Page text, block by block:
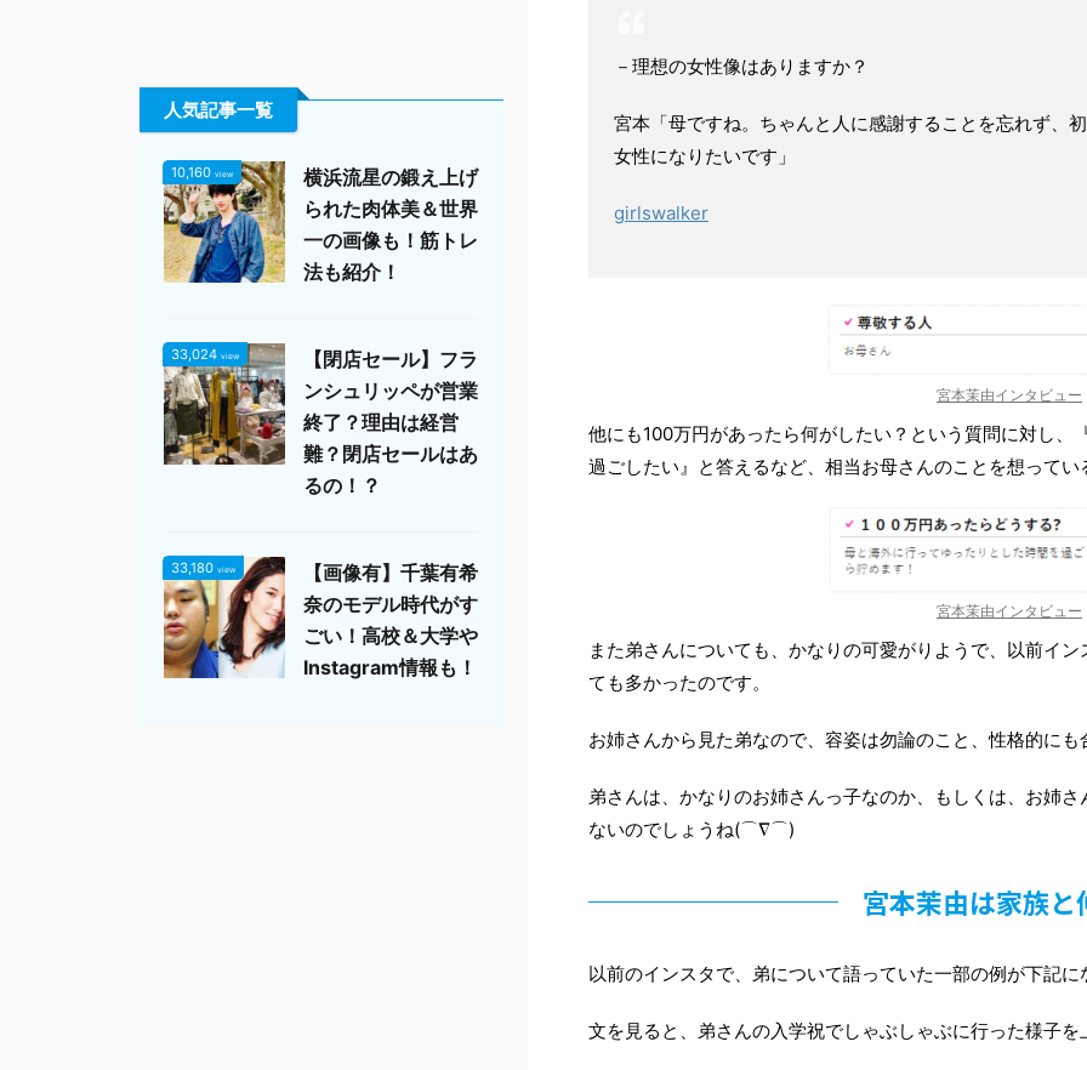
－理想の女性像はありますか？
宮本「母ですね。ちゃんと人に感謝することを忘れず、
女性になりたいです」
girlswalker
宮本茉由インタビュー
他にも100万円があったら何がしたい？という質問に対し、
過ごしたい』と答えるなど、相当お母さんのことを想って
宮本茉由インタビュー
また弟さんについても、かなりの可愛がりようで、以前イ
ても多かったのです。
お姉さんから見た弟なので、容姿は勿論のこと、性格的に
弟さんは、かなりのお姉さんっ子なのか、もしくは、お姉
ないのでしょうね(⌒∇⌒)
宮本茉由は家族と
以前のインスタで、弟について語っていた一部の例が下記に
文を見ると、弟さんの入学祝でしゃぶしゃぶに行った様子を
人気記事一覧
10,160 view
横浜流星の鍛え上げ
られた肉体美＆世界
一の画像も！筋トレ
法も紹介！
33,024 view
【閉店セール】フラ
ンシュリッペが営業
終了？理由は経営
難？閉店セールはあ
るの！？
33,180 view
【画像有】千葉有希
奈のモデル時代がす
ごい！高校＆大学や
Instagram情報も！